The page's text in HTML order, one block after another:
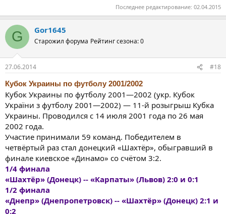
Последнее редактирование: 02.04.2015
G Gor1645
Старожил форума Рейтинг сезона: 0
27.06.2014
#18
Кубок Украины по футболу 2001/2002
Кубок Украины по футболу 2001—2002 (укр. Кубок
України з футболу 2001—2002) — 11-й розыгрыш Кубка
Украины. Проводился с 14 июля 2001 года по 26 мая
2002 года.
Участие принимали 59 команд. Победителем в
четвёртый раз стал донецкий «Шахтёр», обыгравший в
финале киевское «Динамо» со счётом 3:2.
1/4 финала
«Шахтёр» (Донецк) -- «Карпаты» (Львов) 2:0 и 0:1
1/2 финала
«Днепр» (Днепропетровск) -- «Шахтёр» (Донецк) 2:1 и
0:2